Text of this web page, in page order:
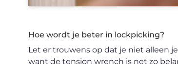
Hoe wordt je beter in lockpicking?
Let er trouwens op dat je niet alleen
want de tension wrench is net zo